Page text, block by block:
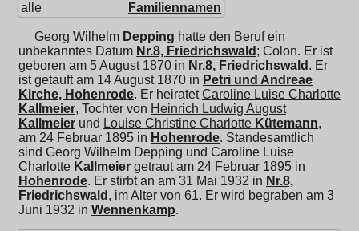
alle Familiennamen
Georg Wilhelm Depping hatte den Beruf ein
unbekanntes Datum Nr.8, Friedrichswald ; Colon. Er ist
geboren am 5 August 1870 in Nr.8, Friedrichswald . Er
ist getauft am 14 August 1870 in Petri und Andreae
Kirche, Hohenrode. Er heiratetCaroline Luise Charlotte
Kallmeier, Tochter von Heinrich Ludwig August
Kallmeier und Louise Christine Charlotte Kütemann,
am 24 Februar 1895 in Hohenrode. Standesamtlich
sind Georg Wilhelm Depping und Caroline Luise
Charlotte Kallmeier getraut am 24 Februar 1895 in
Hohenrode. Er stirbt an am 31 Mai 1932 in Nr.8,
Friedrichswald , im Alter von 61. Er wird begraben am 3
Juni 1932 in Wennenkamp.